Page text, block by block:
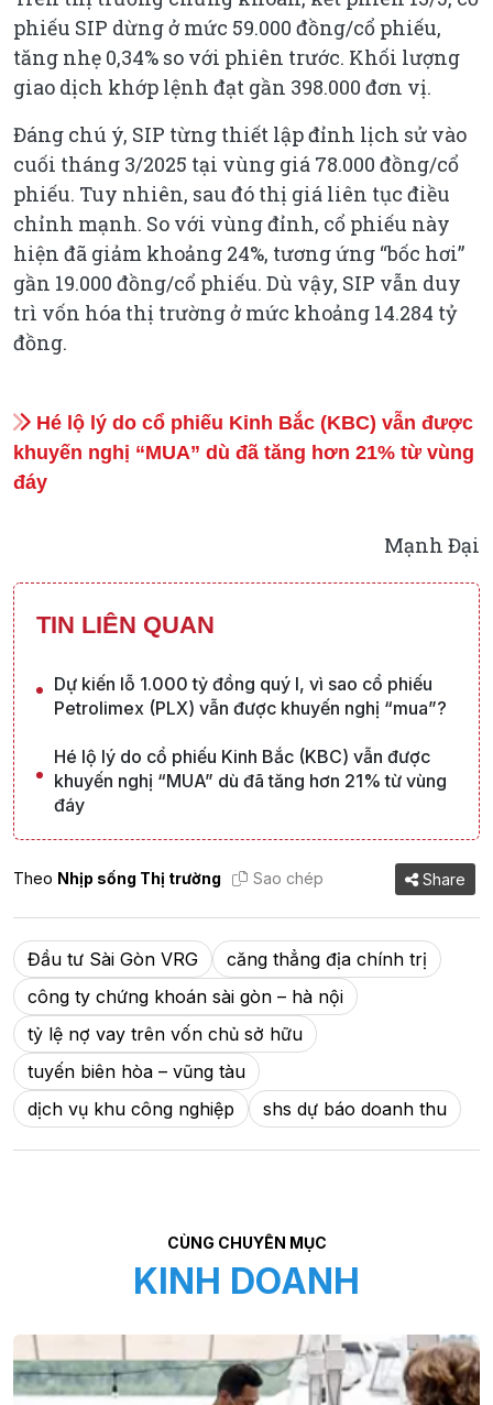
phiếu SIP dừng ở mức 59.000 đồng/cổ phiếu,
tăng nhẹ 0,34% so với phiên trước. Khối lượng
giao dịch khớp lệnh đạt gần 398.000 đơn vị.
Đáng chú ý, SIP từng thiết lập đỉnh lịch sử vào
cuối tháng 3/2025 tại vùng giá 78.000 đồng/cổ
phiếu. Tuy nhiên, sau đó thị giá liên tục điều
chỉnh mạnh. So với vùng đỉnh, cổ phiếu này
hiện đã giảm khoảng 24%, tương ứng “bốc hơi”
gần 19.000 đồng/cổ phiếu. Dù vậy, SIP vẫn duy
trì vốn hóa thị trường ở mức khoảng 14.284 tỷ
đồng.
Hé lộ lý do cổ phiếu Kinh Bắc (KBC) vẫn được
khuyến nghị “MUA” dù đã tăng hơn 21% từ vùng
đáy
Mạnh Đại
TIN LIÊN QUAN
Dự kiến lỗ 1.000 tỷ đồng quý I, vì sao cổ phiếu
Petrolimex (PLX) vẫn được khuyến nghị “mua”?
Hé lộ lý do cổ phiếu Kinh Bắc (KBC) vẫn được
khuyến nghị “MUA” dù đã tăng hơn 21% từ vùng
đáy
Theo Nhịp sống Thị trường Sao chép Share
Đầu tư Sài Gòn VRG
căng thẳng địa chính trị
công ty chứng khoán sài gòn – hà nội
tỷ lệ nợ vay trên vốn chủ sở hữu
tuyến biên hòa – vũng tàu
dịch vụ khu công nghiệp
shs dự báo doanh thu
CÙNG CHUYÊN MỤC
KINH DOANH